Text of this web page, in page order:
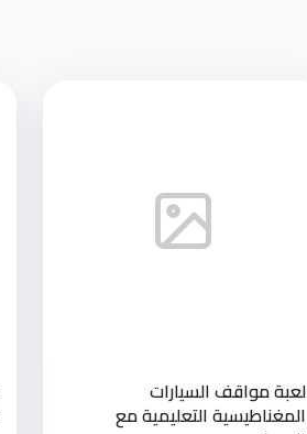
لعبة مواقف السيارات
المغناطيسية التعليمية مع